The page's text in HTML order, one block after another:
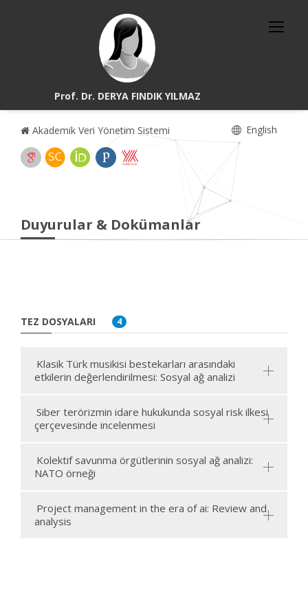
Prof. Dr. DERYA FINDIK YILMAZ
Akademik Veri Yönetim Sistemi English
Duyurular & Dokümanlar
TEZ DOSYALARI 4
Klasik Türk musikisi bestekarları arasındaki
etkilerin değerlendirilmesi: Sosyal ağ analizi
Siber terörizmin idare hukukunda sosyal risk ilkesi
çerçevesinde incelenmesi
Kolektif savunma örgütlerinin sosyal ağ analizi:
NATO örneği
Project management in the era of ai: Review and
analysis